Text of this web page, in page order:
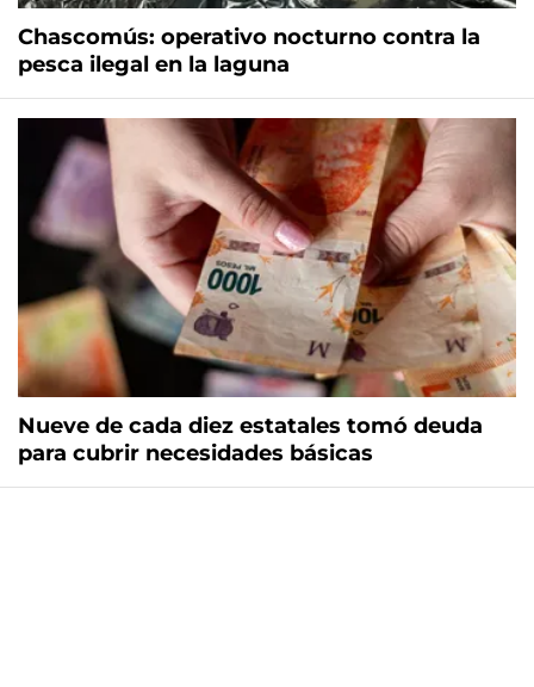
Chascomús: operativo nocturno contra la
pesca ilegal en la laguna
Nueve de cada diez estatales tomó deuda
para cubrir necesidades básicas